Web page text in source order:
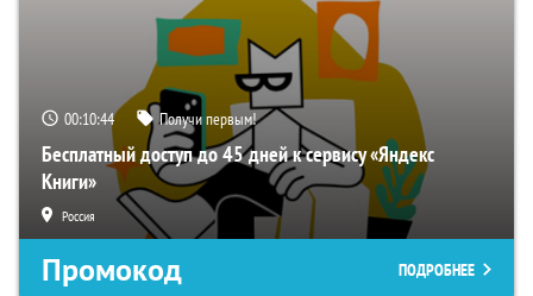
00:10:43 Получи первым!
Бесплатный доступ до 45 дней к сервису «Яндекс
Книги»
Россия
Промокод ПОДРОБНЕЕ